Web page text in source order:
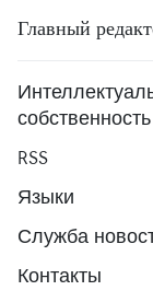
Главный
собственность
RSS
Языки
Служба
Контакты